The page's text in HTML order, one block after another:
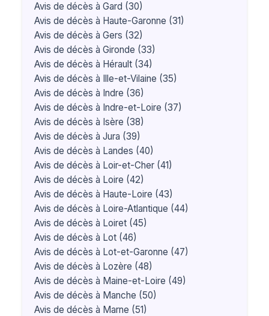
Avis de décès à Gard (30)
Avis de décès à Haute-Garonne (31)
Avis de décès à Gers (32)
Avis de décès à Gironde (33)
Avis de décès à Hérault (34)
Avis de décès à Ille-et-Vilaine (35)
Avis de décès à Indre (36)
Avis de décès à Indre-et-Loire (37)
Avis de décès à Isère (38)
Avis de décès à Jura (39)
Avis de décès à Landes (40)
Avis de décès à Loir-et-Cher (41)
Avis de décès à Loire (42)
Avis de décès à Haute-Loire (43)
Avis de décès à Loire-Atlantique (44)
Avis de décès à Loiret (45)
Avis de décès à Lot (46)
Avis de décès à Lot-et-Garonne (47)
Avis de décès à Lozère (48)
Avis de décès à Maine-et-Loire (49)
Avis de décès à Manche (50)
Avis de décès à Marne (51)